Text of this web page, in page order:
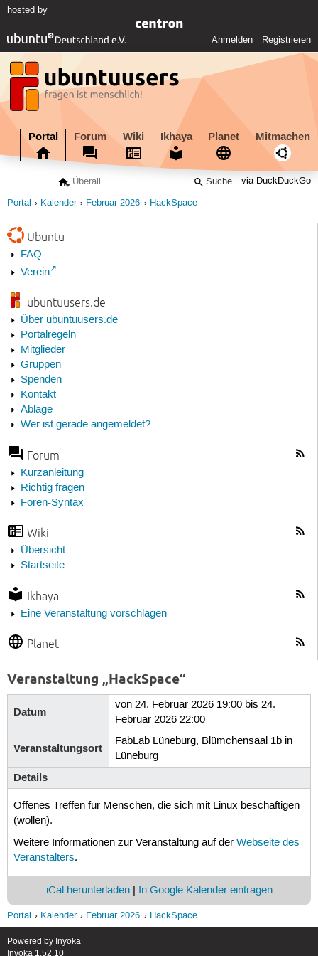
hosted by
Anmelden Registrieren
Portal Forum Wiki Ikhaya Planet Mitmachen
via DuckDuckGo
Portal Kalender Februar 2026 HackSpace
Ubuntu
FAQ
Verein
ubuntuusers.de
Über ubuntuusers.de
Portalregeln
Mitglieder
Gruppen
Spenden
Kontakt
Ablage
Wer ist gerade angemeldet?
Forum
Kurzanleitung
Richtig fragen
Foren-Syntax
Wiki
Übersicht
Startseite
Ikhaya
Eine Veranstaltung vorschlagen
Planet
Veranstaltung „HackSpace“
Datum
von 24. Februar 2026 19:00 bis 24.
Februar 2026 22:00
Veranstaltungsort
FabLab Lüneburg, Blümchensaal 1b in
Lüneburg
Details
Offenes Treffen für Menschen, die sich mit Linux beschäftigen
(wollen).
Weitere Informationen zur Veranstaltung auf derWebseite des
Veranstalters.
iCal herunterladen| In Google Kalender eintragen
Portal Kalender Februar 2026 HackSpace
Powered by Inyoka
Inyoka 1.52.10